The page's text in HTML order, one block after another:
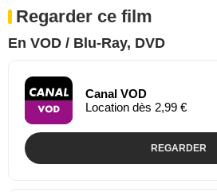
Regarder ce film
En VOD / Blu-Ray, DVD
Canal VOD
Location dès 2,99 €
REGARDER